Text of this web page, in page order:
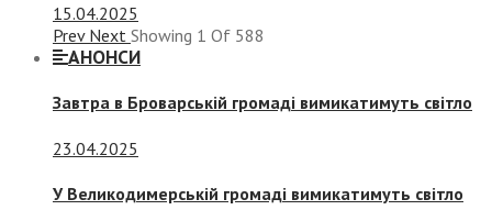
15.04.2025
Prev Next Showing 1 Of 588
АНОНСИ
Завтра в Броварській громаді вимикатимуть світло
23.04.2025
У Великодимерській громаді вимикатимуть світло